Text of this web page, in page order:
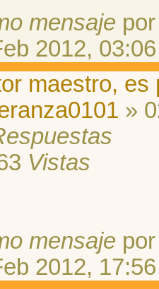
mensaje
2012, 03:06
maestro, es
»
Vistas
mensaje
2012, 17:56